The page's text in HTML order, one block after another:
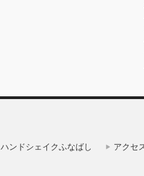
ハンドシェイクふなばし アクセ